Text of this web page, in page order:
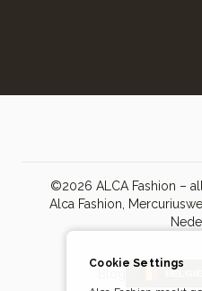
©2026 ALCA Fashion –
Alca Fashion,
Cookie Settings